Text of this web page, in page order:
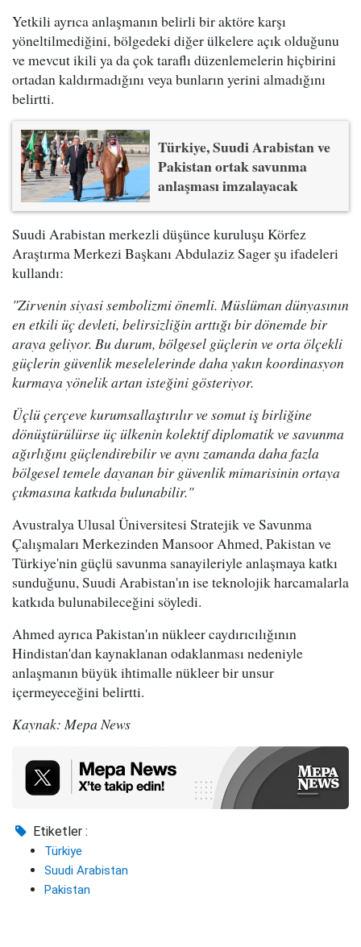
Yetkili ayrıca anlaşmanın belirli bir aktöre karşı
yöneltilmediğini, bölgedeki diğer ülkelere açık olduğunu
ve mevcut ikili ya da çok taraflı düzenlemelerin hiçbirini
ortadan kaldırmadığını veya bunların yerini almadığını
belirtti.
Türkiye, Suudi Arabistan ve
Pakistan ortak savunma
anlaşması imzalayacak
Suudi Arabistan merkezli düşünce kuruluşu Körfez
Araştırma Merkezi Başkanı Abdulaziz Sager şu ifadeleri
kullandı:
"Zirvenin siyasi sembolizmi önemli. Müslüman dünyasının
en etkili üç devleti, belirsizliğin arttığı bir dönemde bir
araya geliyor. Bu durum, bölgesel güçlerin ve orta ölçekli
güçlerin güvenlik meselelerinde daha yakın koordinasyon
kurmaya yönelik artan isteğini gösteriyor.
Üçlü çerçeve kurumsallaştırılır ve somut iş birliğine
dönüştürülürse üç ülkenin kolektif diplomatik ve savunma
ağırlığını güçlendirebilir ve aynı zamanda daha fazla
bölgesel temele dayanan bir güvenlik mimarisinin ortaya
çıkmasına katkıda bulunabilir."
Avustralya Ulusal Üniversitesi Stratejik ve Savunma
Çalışmaları Merkezinden Mansoor Ahmed, Pakistan ve
Türkiye'nin güçlü savunma sanayileriyle anlaşmaya katkı
sunduğunu, Suudi Arabistan'ın ise teknolojik harcamalarla
katkıda bulunabileceğini söyledi.
Ahmed ayrıca Pakistan'ın nükleer caydırıcılığının
Hindistan'dan kaynaklanan odaklanması nedeniyle
anlaşmanın büyük ihtimalle nükleer bir unsur
içermeyeceğini belirtti.
Kaynak: Mepa News
Etiketler :
Türkiye
Suudi Arabistan
Pakistan